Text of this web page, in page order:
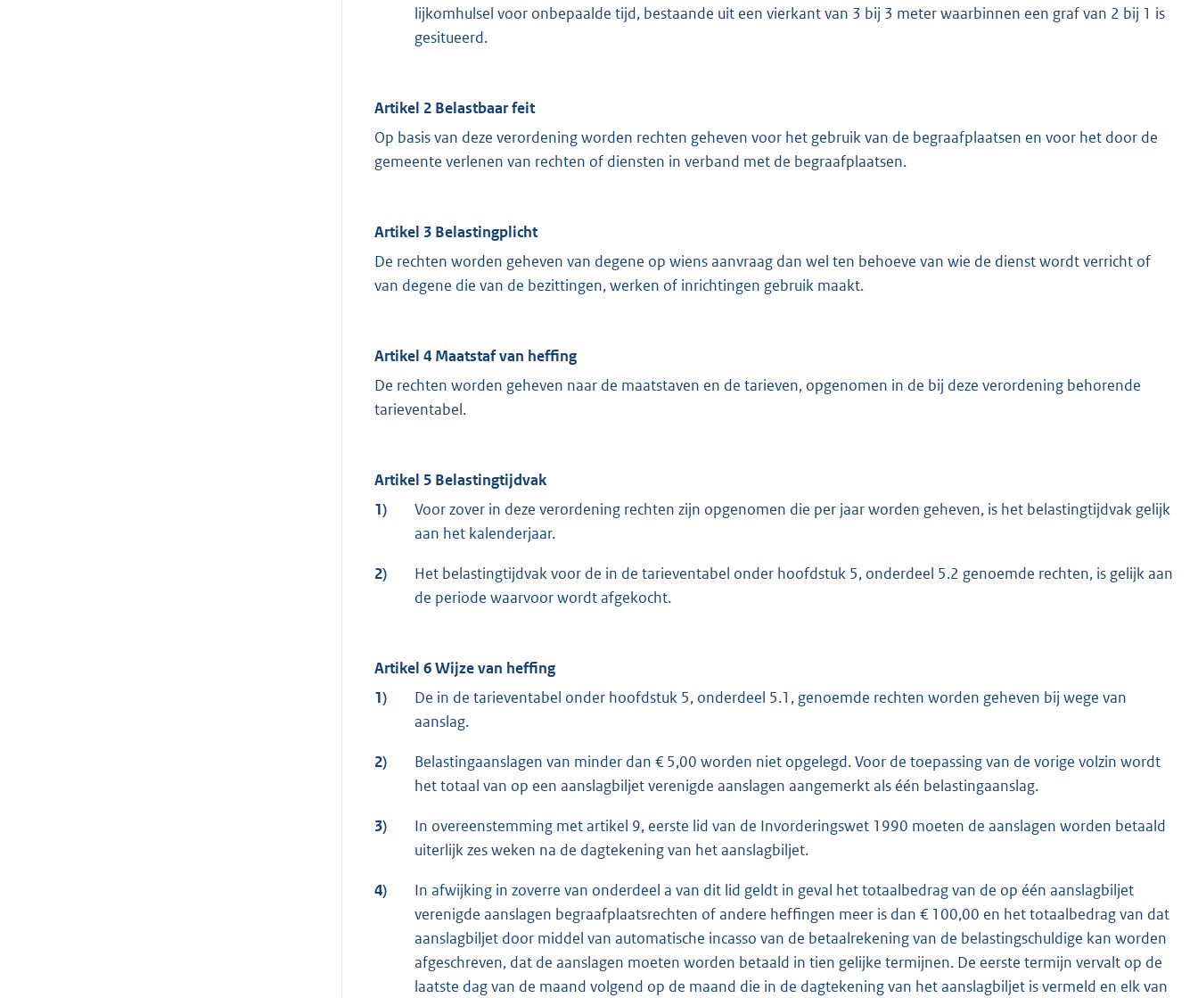
lijkomhulsel voor onbepaalde tijd, bestaande uit een vierkant van 3 bij 3 meter waarbinnen een graf van 2 bij 1 is
gesitueerd.
Artikel 2 Belastbaar feit
Op basis van deze verordening worden rechten geheven voor het gebruik van de begraafplaatsen en voor het door de
gemeente verlenen van rechten of diensten in verband met de begraafplaatsen.
Artikel 3 Belastingplicht
De rechten worden geheven van degene op wiens aanvraag dan wel ten behoeve van wie de dienst wordt verricht of
van degene die van de bezittingen, werken of inrichtingen gebruik maakt.
Artikel 4 Maatstaf van heffing
De rechten worden geheven naar de maatstaven en de tarieven, opgenomen in de bij deze verordening behorende
tarieventabel.
Artikel 5 Belastingtijdvak
1)
Voor zover in deze verordening rechten zijn opgenomen die per jaar worden geheven, is het belastingtijdvak gelijk
aan het kalenderjaar.
2)
Het belastingtijdvak voor de in de tarieventabel onder hoofdstuk 5, onderdeel 5.2 genoemde rechten, is gelijk aan
de periode waarvoor wordt afgekocht.
Artikel 6Wijze van heffing
1)
De in de tarieventabel onder hoofdstuk 5, onderdeel 5.1, genoemde rechten worden geheven bij wege van
aanslag.
2)
Belastingaanslagen van minder dan € 5,00 worden niet opgelegd. Voor de toepassing van de vorige volzin wordt
het totaal van op een aanslagbiljet verenigde aanslagen aangemerkt als één belastingaanslag.
3)
In overeenstemming met artikel 9, eerste lid van de Invorderingswet 1990 moeten de aanslagen worden betaald
uiterlijk zes weken na de dagtekening van het aanslagbiljet.
4)
In afwijking in zoverre van onderdeel a van dit lid geldt in geval het totaalbedrag van de op één aanslagbiljet
verenigde aanslagen begraafplaatsrechten of andere heffingen meer is dan € 100,00 en het totaalbedrag van dat
aanslagbiljet door middel van automatische incasso van de betaalrekening van de belastingschuldige kan worden
afgeschreven, dat de aanslagen moeten worden betaald in tien gelijke termijnen. De eerste termijn vervalt op de
laatste dag van de maand volgend op de maand die in de dagtekening van het aanslagbiljet is vermeld en elk van